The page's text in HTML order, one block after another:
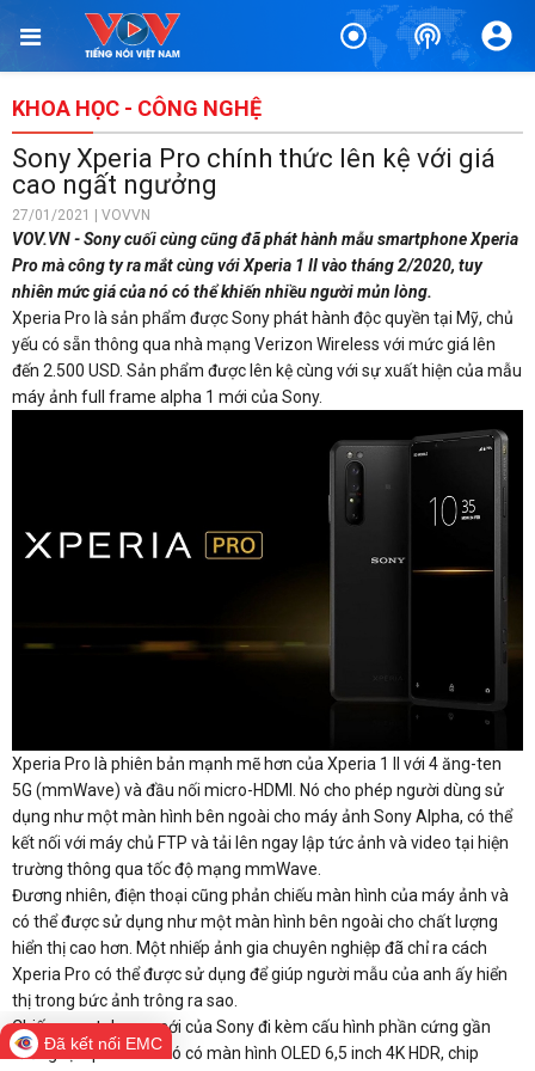
KHOA HỌC - CÔNG NGHỆ
Sony Xperia Pro chính thức lên kệ với giá
cao ngất ngưởng
27/01/2021 | VOVVN
VOV.VN - Sony cuối cùng cũng đã phát hành mẫu smartphone Xperia
Pro mà công ty ra mắt cùng với Xperia 1 II vào tháng 2/2020, tuy
nhiên mức giá của nó có thể khiến nhiều người mủn lòng.
Xperia Pro là sản phẩm được Sony phát hành độc quyền tại Mỹ, chủ
yếu có sẵn thông qua nhà mạng Verizon Wireless với mức giá lên
đến 2.500 USD. Sản phẩm được lên kệ cùng với sự xuất hiện của mẫu
máy ảnh full frame alpha 1 mới của Sony.
Xperia Pro là phiên bản mạnh mẽ hơn của Xperia 1 II với 4 ăng-ten
5G (mmWave) và đầu nối micro-HDMI. Nó cho phép người dùng sử
dụng như một màn hình bên ngoài cho máy ảnh Sony Alpha, có thể
kết nối với máy chủ FTP và tải lên ngay lập tức ảnh và video tại hiện
trường thông qua tốc độ mạng mmWave.
Đương nhiên, điện thoại cũng phản chiếu màn hình của máy ảnh và
có thể được sử dụng như một màn hình bên ngoài cho chất lượng
hiển thị cao hơn. Một nhiếp ảnh gia chuyên nghiệp đã chỉ ra cách
Xperia Pro có thể được sử dụng để giúp người mẫu của anh ấy hiển
thị trong bức ảnh trông ra sao.
Chiếc smartphone mới của Sony đi kèm cấu hình phần cứng gần
tương tự Xperia 1 II. Nó có màn hình OLED 6,5 inch 4K HDR, chip
Đã kết nối EMC